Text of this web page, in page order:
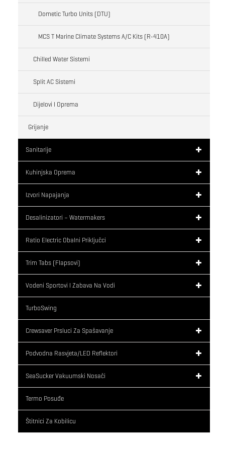
Dometic Turbo Units (DTU)
MCS T Marine Climate Systems A/C Kits (R-410A)
Chilled Water Sistemi
Split AC Sistemi
Dijelovi I Oprema
Grijanje
Sanitarije
Kuhinjska Oprema
Izvori Napajanja
Desalinizatori – Watermakers
Ratio Electric Obalni Priključci
Trim Tabs (flapsovi)
Vodeni Sportovi I Zabava Na Vodi
TurboSwing
Crewsaver Prsluci Za Spašavanje
Podvodna Rasvjeta/LED Reflektori
SeaSucker Vakuumski Nosači
Termo Posuđe
Štitnici Za Kobilicu